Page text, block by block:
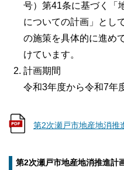
号）第41条に基づく「
についての計画」とし
の施策を具体的に進め
けています。
計画期間
令和3年度から令和7年
第2次瀬戸市地産地消推
第2次瀬戸市地産地消推進計